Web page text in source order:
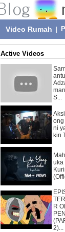
Video Rumah
Active Videos
S...
ong
ni
kin
uka
R
2)...